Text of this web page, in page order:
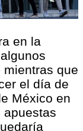
en la
que
el día de
México en
apuestas